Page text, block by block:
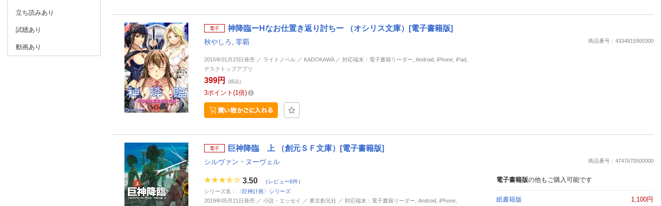
立ち読みあり
試聴あり
動画あり
電子 神降臨ーHなお仕置き返り討ちー （オシリス文庫）[電子書籍版]
秋やしろ 零覇 商品番号：4334815900300
2015年01月23日発売 ／ ライトノベル ／ KADOKAWA ／ 対応端末：電子書籍リーダー, Android, iPhone, iPad,
デスクトップアプリ
399円 (税込)
3ポイント 1倍
電子 巨神降臨 上 （創元ＳＦ文庫）[電子書籍版]
シルヴァン・ヌーヴェル 商品番号：4747670500000
3.50 （ レビュー6件）
シリーズ名：
〈巨神計画〉シリーズ
2019年05月21日発売 ／ 小説・エッセイ ／ 東京創元社 ／ 対応端末：電子書籍リーダー, Android, iPhone,
電子書籍版の他もご購入可能です
紙書籍版 1,100円